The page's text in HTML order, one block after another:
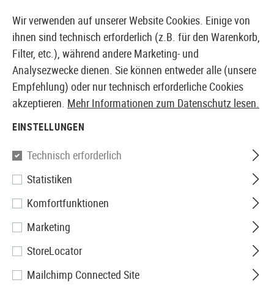
EUROPÄISCHER AIRSOFT SHOP & GROßHÄNDLER
LCT
LCK-12
Wir verwenden auf unserer Website Cookies. Einige von
ihnen sind technisch erforderlich (z.B. für den Warenkorb,
Filter, etc.), während andere Marketing- und
Analysezwecke dienen. Sie können entweder alle (unsere
Empfehlung) oder nur technisch erforderliche Cookies
akzeptieren. Mehr Informationen zum Datenschutz lesen.
EINSTELLUNGEN
Technisch erforderlich
Statistiken
Komfortfunktionen
Marketing
StoreLocator
Mailchimp Connected Site